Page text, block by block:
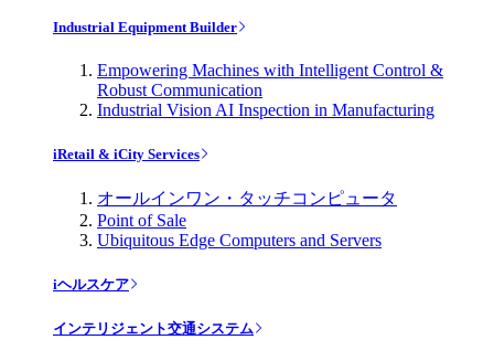
Industrial Equipment Builder
Empowering Machines with Intelligent Control &
Robust Communication
Industrial Vision AI Inspection in Manufacturing
iRetail & iCity Services
オールインワン・タッチコンピュータ
Point of Sale
Ubiquitous Edge Computers and Servers
iヘルスケア
インテリジェント交通システム